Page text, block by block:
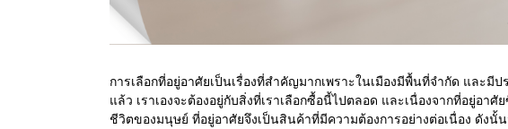
การเลือกที่อยู่อาศัยเป็นเรื่องที่สำคัญมากเพราะในเมืองมีพื้นที่จำกัด และมี
แล้ว เราเองจะต้องอยู่กับสิ่งที่เราเลือกซื้อนี้ไปตลอด และเนื่องจากที่อยู่อา
ชีวิตของมนุษย์ ที่อยู่อาศัยจึงเป็นสินค้าที่มีความต้องการอย่างต่อเนื่อง ดังนั้